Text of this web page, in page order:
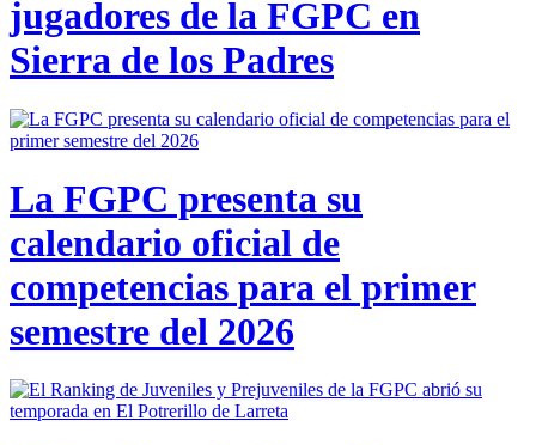
jugadores de la FGPC en
Sierra de los Padres
La FGPC presenta su
calendario oficial de
competencias para el primer
semestre del 2026